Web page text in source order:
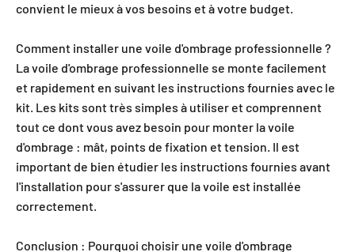
convient le mieux à vos besoins et à votre budget.
Comment installer une voile d'ombrage professionnelle ?
La voile d'ombrage professionnelle se monte facilement
et rapidement en suivant les instructions fournies avec le
kit. Les kits sont très simples à utiliser et comprennent
tout ce dont vous avez besoin pour monter la voile
d'ombrage : mât, points de fixation et tension. Il est
important de bien étudier les instructions fournies avant
l'installation pour s'assurer que la voile est installée
correctement.
Conclusion : Pourquoi choisir une voile d'ombrage